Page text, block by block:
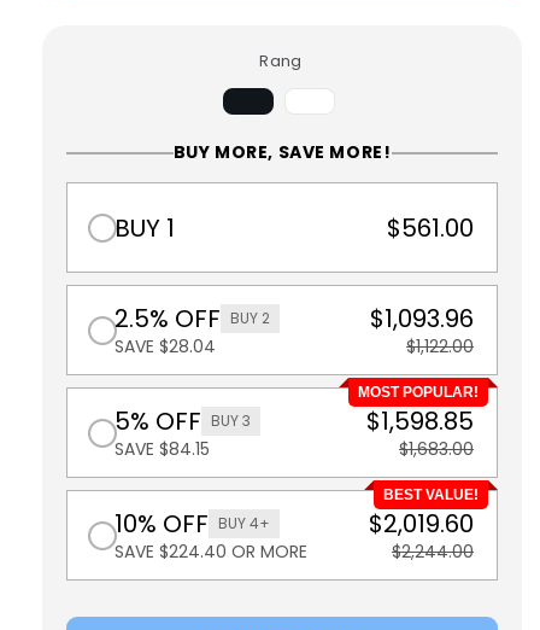
Rang
AVariant
of
niet
beschikbaar
BVariant
of
niet
beschikbaar
BUY MORE, SAVE MORE!
BUY 1 $561.00
2.5% OFF BUY 2
SAVE $28.04
$1,093.96
$1,122.00
MOST POPULAR!
5% OFF BUY 3
SAVE $84.15
$1,598.85
$1,683.00
BEST VALUE!
10% OFF BUY 4+
SAVE $224.40 OR MORE
$2,019.60
$2,244.00